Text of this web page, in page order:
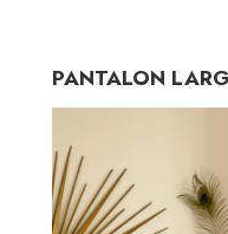
PANTALON